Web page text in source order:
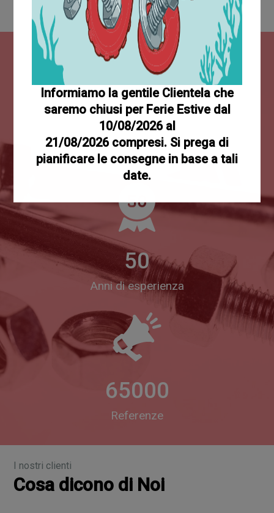
Informiamo la gentile Clientela che
saremo chiusi per Ferie Estive dal
10/08/2026 al
21/08/2026 compresi. Si prega di
pianificare le consegne in base a tali
date.
particolari, in conformità alle richieste del cliente.
+5M
Prodotti venduti
50
Anni di esperienza
65000
Referenze
I nostri clienti
Cosa dicono di Noi